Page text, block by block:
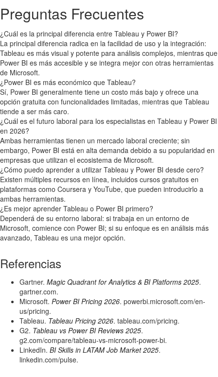
Preguntas Frecuentes
¿Cuál es la principal diferencia entre Tableau y Power BI?
La principal diferencia radica en la facilidad de uso y la integración:
Tableau es más visual y potente para análisis complejos, mientras que
Power BI es más accesible y se integra mejor con otras herramientas
de Microsoft.
¿Power BI es más económico que Tableau?
Sí, Power BI generalmente tiene un costo más bajo y ofrece una
opción gratuita con funcionalidades limitadas, mientras que Tableau
tiende a ser más caro.
¿Cuál es el futuro laboral para los especialistas en Tableau y Power BI
en 2026?
Ambas herramientas tienen un mercado laboral creciente; sin
embargo, Power BI está en alta demanda debido a su popularidad en
empresas que utilizan el ecosistema de Microsoft.
¿Cómo puedo aprender a utilizar Tableau y Power BI desde cero?
Existen múltiples recursos en línea, incluidos cursos gratuitos en
plataformas como Coursera y YouTube, que pueden introducirlo a
ambas herramientas.
¿Es mejor aprender Tableau o Power BI primero?
Dependerá de su entorno laboral: si trabaja en un entorno de
Microsoft, comience con Power BI; si su enfoque es en análisis más
avanzado, Tableau es una mejor opción.
Referencias
Gartner. Magic Quadrant for Analytics & BI Platforms 2025.
gartner.com.
Microsoft. Power BI Pricing 2026. powerbi.microsoft.com/en-
us/pricing.
Tableau. Tableau Pricing 2026. tableau.com/pricing.
G2. Tableau vs Power BI Reviews 2025.
g2.com/compare/tableau-vs-microsoft-power-bi.
LinkedIn. BI Skills in LATAM Job Market 2025.
linkedin.com/pulse.